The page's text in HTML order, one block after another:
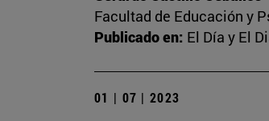
Facultad de Educación y
Publicado en: El Día y El
01 | 07 | 2023